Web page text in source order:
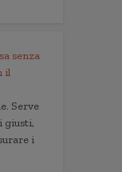
senza
il
Serve
giusti,
i